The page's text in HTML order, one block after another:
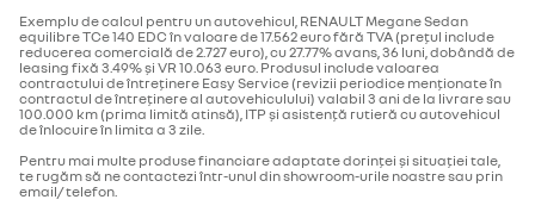
Exemplu de calcul pentru un autovehicul, RENAULT Megane Sedan
equilibre TCe 140 EDC în valoare de 17.562 euro fără TVA (prețul include
reducerea comercială de 2.727 euro), cu 27.77% avans, 36 luni, dobândă de
leasing fixă 3.49% și VR 10.063 euro. Produsul include valoarea
contractului de întreținere Easy Service (revizii periodice menționate în
contractul de întreținere al autovehiculului) valabil 3 ani de la livrare sau
100.000 km (prima limită atinsă), ITP și asistență rutieră cu autovehicul
de înlocuire în limita a 3 zile.
Pentru mai multe produse financiare adaptate dorinței și situației tale,
te rugăm să ne contactezi într-unul din showroom-urile noastre sau prin
email/ telefon.